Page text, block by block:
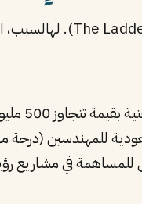
مشاريع رؤية 2030